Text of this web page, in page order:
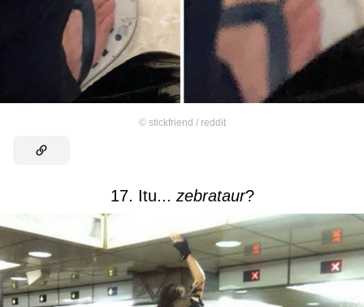
© stickfriend / reddit
17. Itu... zebrataur?